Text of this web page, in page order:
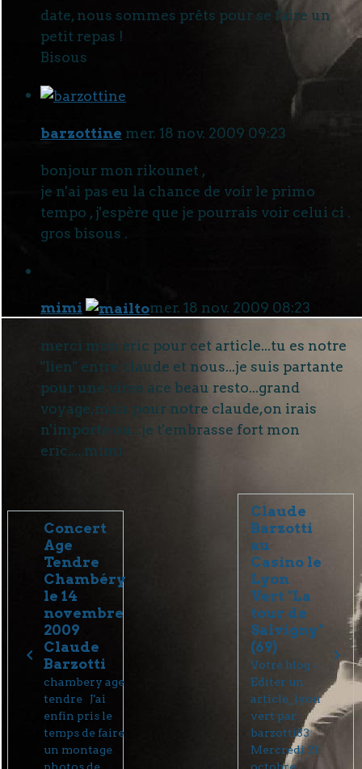
date, nous sommes prêts pour se faire un
petit repas !
Bisous
barzottine mer. 18 nov. 2009 09:23
bonjour mon rikounet ,
je n'ai pas eu la chance de voir le primo
tempo , j'espère que je pourrais voir celui ci .
gros bisous .
mimi mer. 18 nov. 2009 08:23
merci mon eric pour cet article...tu es notre
"lien" entre claude et nous...je suis partante
pour une viree ace beau resto...grand
voyage,mais pour notre claude,on irais
n'importe ou...je t'embrasse fort mon
eric.....mimi
Concert
Age
Tendre
Chambéry
le 14
novembre
2009
Claude
Barzotti
chambery age
tendre J'ai
enfin pris le
temps de faire
un montage
Claude
Barzotti
au
Casino le
Lyon
Vert "La
tour de
Salvigny"
(69)
Votre blog -
Editer un
article_lyon
vert par
barzotti83
Mercredi 21